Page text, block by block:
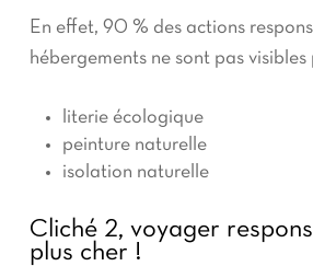
En effet, 90 % des actions
hébergements ne sont pas
literie écologique
peinture naturelle
isolation naturelle
Cliché 2, voyager
plus cher !